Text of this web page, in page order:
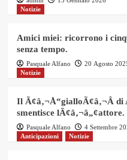
Notizie
Amici miei: ricorrono i
senza tempo.
Pasquale Alfano
20 Agosto
Notizie
Il Ã¢â‚¬Å“gialloÃ¢â‚¬Â
smentisce lÃ¢â‚¬â„¢attore.
Pasquale Alfano
4 Settembre
Anticipazioni
Notizie